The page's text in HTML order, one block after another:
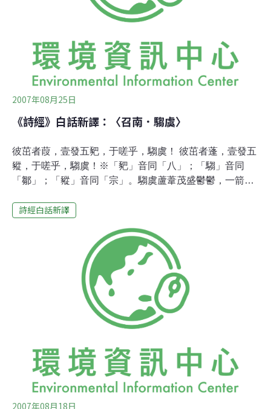
不斷出現，但這次是聯邦政府情報局洩漏的祕密，充滿了
火藥味。報導中說：中國的經濟起飛已把西方國家弄得手
正在建立的一千所國際孔子學院，都是軟攻的手段。中國
這招真是相當漂亮，不是槍砲火箭，而是堂堂皇皇大
2007年08月25日
《詩經》白話新譯：〈召南．騶虞〉
彼茁者葭，壹發五豝，于嗟乎，騶虞！ 彼茁者蓬，壹發五
豵，于嗟乎，騶虞！※「豝」音同「八」；「騶」音同
「鄒」；「豵」音同「宗」。騶虞蘆葦茂盛鬱鬱，一箭射
五頭小豬， 了不起呵，騶虞！
詩經白話新譯
2007年08月18日